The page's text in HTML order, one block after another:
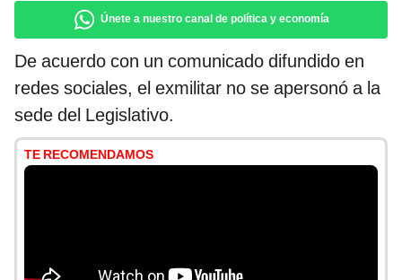
Únete a nuestro canal de política y economía
De acuerdo con un comunicado difundido en
redes sociales, el exmilitar no se apersonó a la
sede del Legislativo.
TE RECOMENDAMOS